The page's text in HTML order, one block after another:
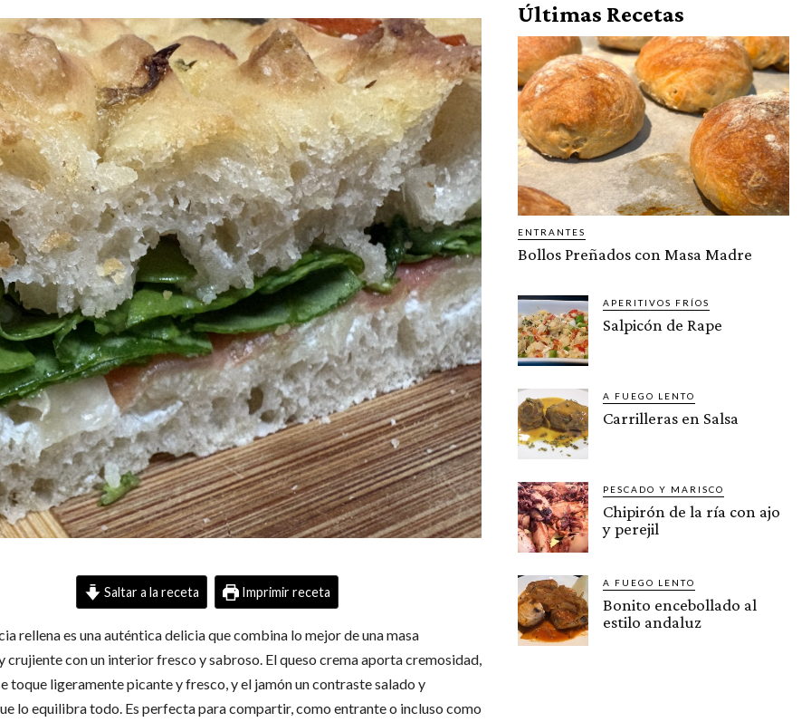
Saltar a la receta Imprimir receta
rellena es una auténtica delicia que combina lo mejor de una masa
crujiente con un interior fresco y sabroso. El queso crema aporta cremosidad,
toque ligeramente picante y fresco, y el jamón un contraste salado y
lo equilibra todo. Es perfecta para compartir, como entrante o incluso como
Últimas Recetas
ENTRANTES
Bollos Preñados con Masa Madre
APERITIVOS FRÍOS
Salpicón de Rape
A FUEGO LENTO
Carrilleras en Salsa
PESCADO Y MARISCO
Chipirón de la ría con ajo
y perejil
A FUEGO LENTO
Bonito encebollado al
estilo andaluz